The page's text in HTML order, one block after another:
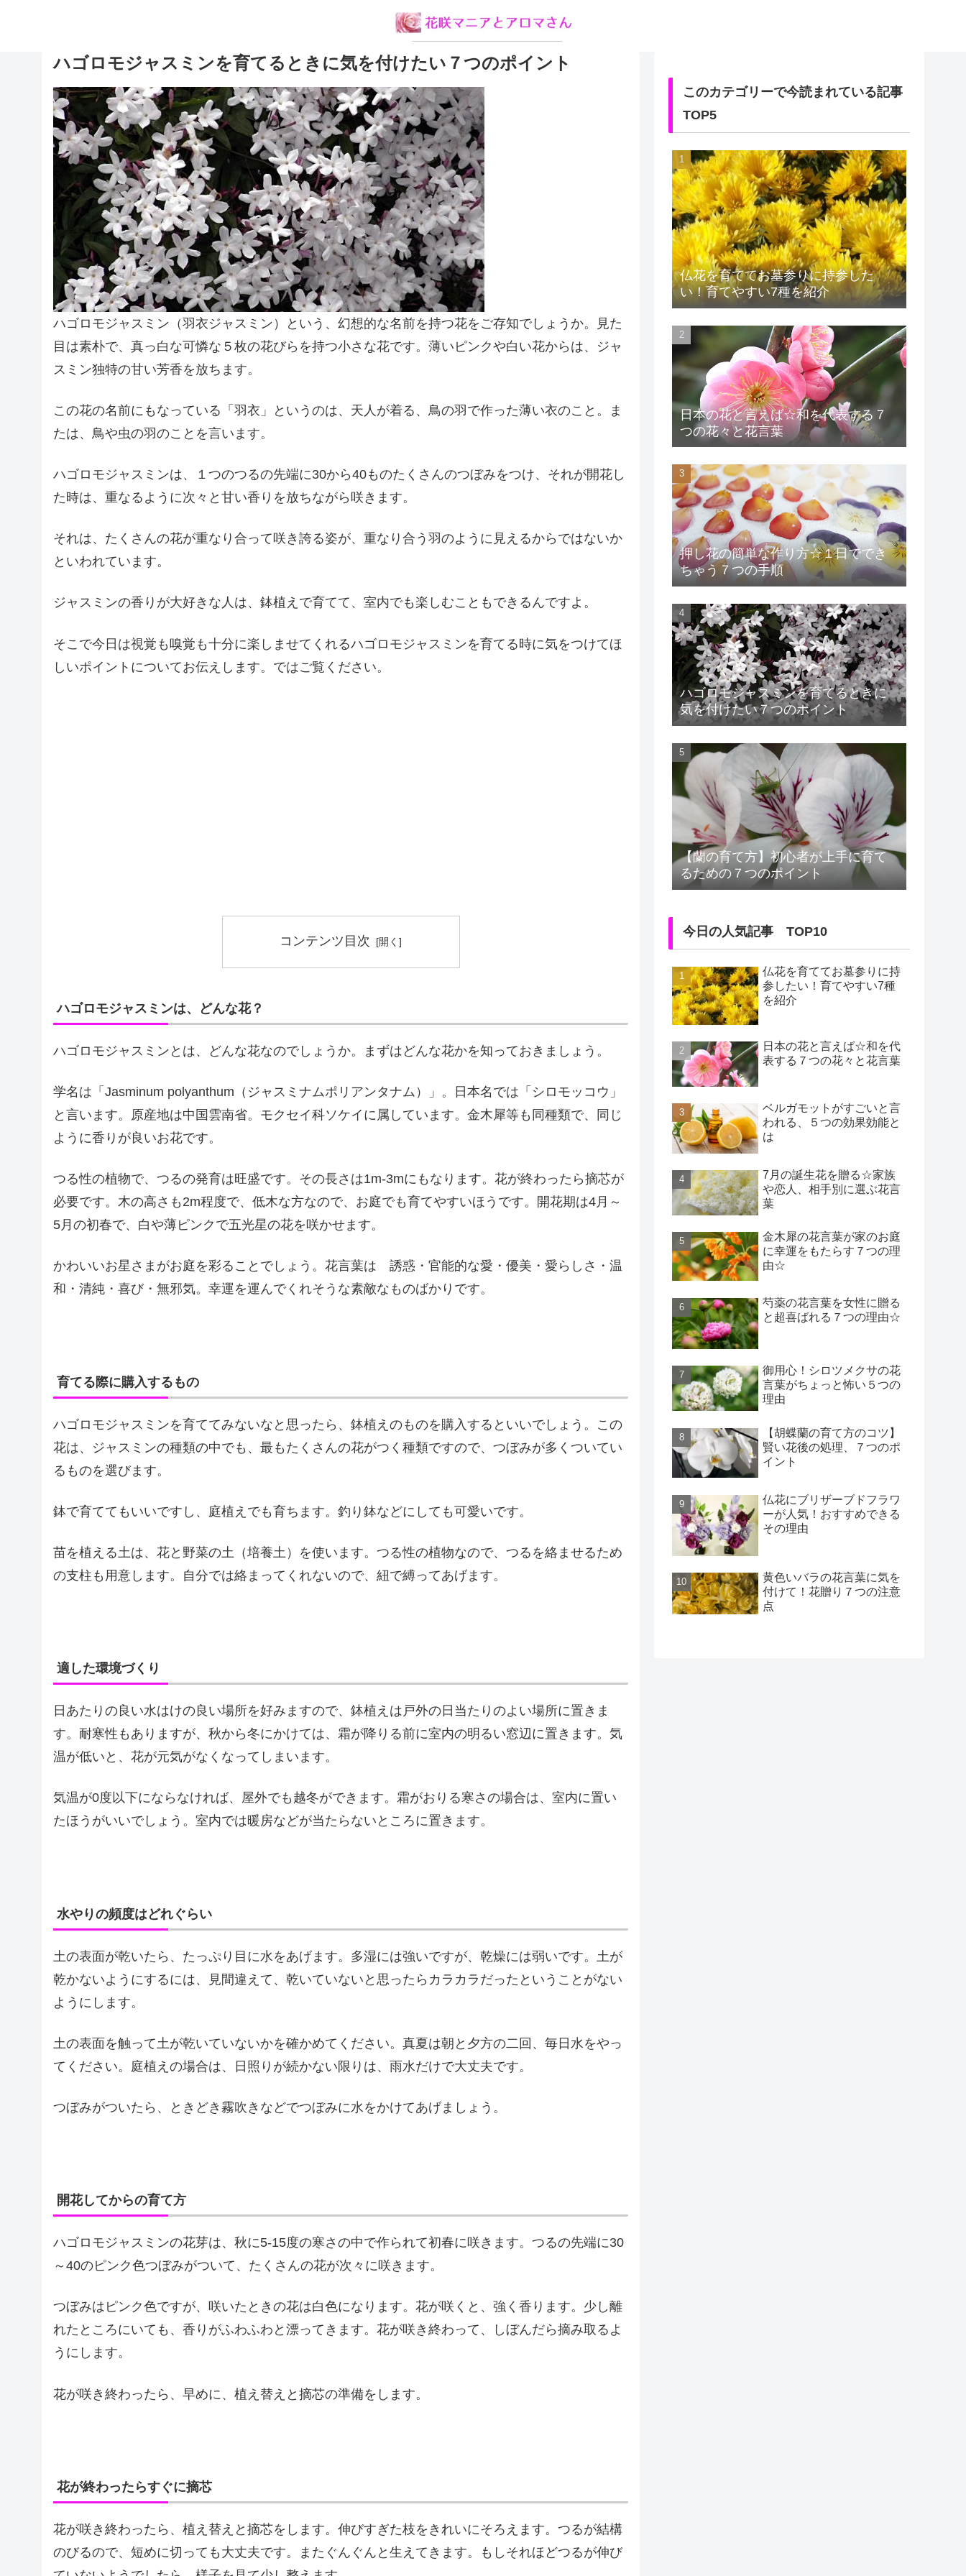
ハゴロモジャスミンを育てるときに気を付けたい７つのポイント
ハゴロモジャスミン（羽衣ジャスミン）という、幻想的な名前を持つ花をご存知でしょうか。見た
目は素朴で、真っ白な可憐な５枚の花びらを持つ小さな花です。薄いピンクや白い花からは、ジャ
スミン独特の甘い芳香を放ちます。
この花の名前にもなっている「羽衣」というのは、天人が着る、鳥の羽で作った薄い衣のこと。ま
たは、鳥や虫の羽のことを言います。
ハゴロモジャスミンは、１つのつるの先端に30から40ものたくさんのつぼみをつけ、それが開花し
た時は、重なるように次々と甘い香りを放ちながら咲きます。
それは、たくさんの花が重なり合って咲き誇る姿が、重なり合う羽のように見えるからではないか
といわれています。
ジャスミンの香りが大好きな人は、鉢植えで育てて、室内でも楽しむこともできるんですよ。
そこで今日は視覚も嗅覚も十分に楽しませてくれるハゴロモジャスミンを育てる時に気をつけてほ
しいポイントについてお伝えします。ではご覧ください。
コンテンツ目次
ハゴロモジャスミンは、どんな花？
ハゴロモジャスミンとは、どんな花なのでしょうか。まずはどんな花かを知っておきましょう。
学名は「Jasminum polyanthum（ジャスミナムポリアンタナム）」。日本名では「シロモッコウ」
と言います。原産地は中国雲南省。モクセイ科ソケイに属しています。金木犀等も同種類で、同じ
ように香りが良いお花です。
つる性の植物で、つるの発育は旺盛です。その長さは1m-3mにもなります。花が終わったら摘芯が
必要です。木の高さも2m程度で、低木な方なので、お庭でも育てやすいほうです。開花期は4月～
5月の初春で、白や薄ピンクで五光星の花を咲かせます。
かわいいお星さまがお庭を彩ることでしょう。花言葉は 誘惑・官能的な愛・優美・愛らしさ・温
和・清純・喜び・無邪気。幸運を運んでくれそうな素敵なものばかりです。
育てる際に購入するもの
ハゴロモジャスミンを育ててみないなと思ったら、鉢植えのものを購入するといいでしょう。この
花は、ジャスミンの種類の中でも、最もたくさんの花がつく種類ですので、つぼみが多くついてい
るものを選びます。
鉢で育ててもいいですし、庭植えでも育ちます。釣り鉢などにしても可愛いです。
苗を植える土は、花と野菜の土（培養土）を使います。つる性の植物なので、つるを絡ませるため
の支柱も用意します。自分では絡まってくれないので、紐で縛ってあげます。
適した環境づくり
日あたりの良い水はけの良い場所を好みますので、鉢植えは戸外の日当たりのよい場所に置きま
す。耐寒性もありますが、秋から冬にかけては、霜が降りる前に室内の明るい窓辺に置きます。気
温が低いと、花が元気がなくなってしまいます。
気温が0度以下にならなければ、屋外でも越冬ができます。霜がおりる寒さの場合は、室内に置い
たほうがいいでしょう。室内では暖房などが当たらないところに置きます。
水やりの頻度はどれぐらい
土の表面が乾いたら、たっぷり目に水をあげます。多湿には強いですが、乾燥には弱いです。土が
乾かないようにするには、見間違えて、乾いていないと思ったらカラカラだったということがない
ようにします。
土の表面を触って土が乾いていないかを確かめてください。真夏は朝と夕方の二回、毎日水をやっ
てください。庭植えの場合は、日照りが続かない限りは、雨水だけで大丈夫です。
つぼみがついたら、ときどき霧吹きなどでつぼみに水をかけてあげましょう。
開花してからの育て方
ハゴロモジャスミンの花芽は、秋に5-15度の寒さの中で作られて初春に咲きます。つるの先端に30
～40のピンク色つぼみがついて、たくさんの花が次々に咲きます。
つぼみはピンク色ですが、咲いたときの花は白色になります。花が咲くと、強く香ります。少し離
れたところにいても、香りがふわふわと漂ってきます。花が咲き終わって、しぼんだら摘み取るよ
うにします。
花が咲き終わったら、早めに、植え替えと摘芯の準備をします。
花が終わったらすぐに摘芯
花が咲き終わったら、植え替えと摘芯をします。伸びすぎた枝をきれいにそろえます。つるが結構
のびるので、短めに切っても大丈夫です。またぐんぐんと生えてきます。もしそれほどつるが伸び
このカテゴリーで今読まれている記事
TOP5
仏花を育ててお墓参りに持参した
い！育てやすい7種を紹介
日本の花と言えば☆和を代表する７
つの花々と花言葉
押し花の簡単な作り方☆１日ででき
ちゃう７つの手順
ハゴロモジャスミンを育てるときに
気を付けたい７つのポイント
【蘭の育て方】初心者が上手に育て
るための７つのポイント
今日の人気記事 TOP10
仏花を育ててお墓参りに持
参したい！育てやすい7種
を紹介
日本の花と言えば☆和を代
表する７つの花々と花言葉
ベルガモットがすごいと言
われる、５つの効果効能と
は
7月の誕生花を贈る☆家族
や恋人、相手別に選ぶ花言
葉
金木犀の花言葉が家のお庭
に幸運をもたらす７つの理
由☆
芍薬の花言葉を女性に贈る
と超喜ばれる７つの理由☆
御用心！シロツメクサの花
言葉がちょっと怖い５つの
理由
【胡蝶蘭の育て方のコツ】
賢い花後の処理、７つのポ
イント
仏花にブリザーブドフラワ
ーが人気！おすすめできる
その理由
黄色いバラの花言葉に気を
付けて！花贈り７つの注意
点